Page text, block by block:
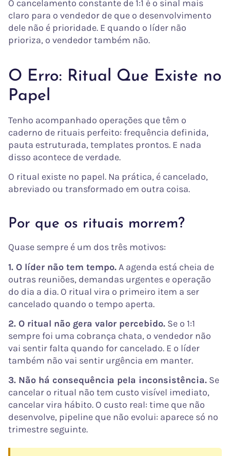
O cancelamento constante de 1:1 é o sinal mais
claro para o vendedor de que o desenvolvimento
dele não é prioridade. E quando o líder não
prioriza, o vendedor também não.
O Erro: Ritual Que Existe no
Papel
Tenho acompanhado operações que têm o
caderno de rituais perfeito: frequência definida,
pauta estruturada, templates prontos. E nada
disso acontece de verdade.
O ritual existe no papel. Na prática, é cancelado,
abreviado ou transformado em outra coisa.
Por que os rituais morrem?
Quase sempre é um dos três motivos:
1. O líder não tem tempo.A agenda está cheia de
outras reuniões, demandas urgentes e operação
do dia a dia. O ritual vira o primeiro item a ser
cancelado quando o tempo aperta.
2. O ritual não gera valor percebido. Se o 1:1
sempre foi uma cobrança chata, o vendedor não
vai sentir falta quando for cancelado. E o líder
também não vai sentir urgência em manter.
3. Não há consequência pela inconsistência. Se
cancelar o ritual não tem custo visível imediato,
cancelar vira hábito. O custo real: time que não
desenvolve, pipeline que não evolui: aparece só no
trimestre seguinte.